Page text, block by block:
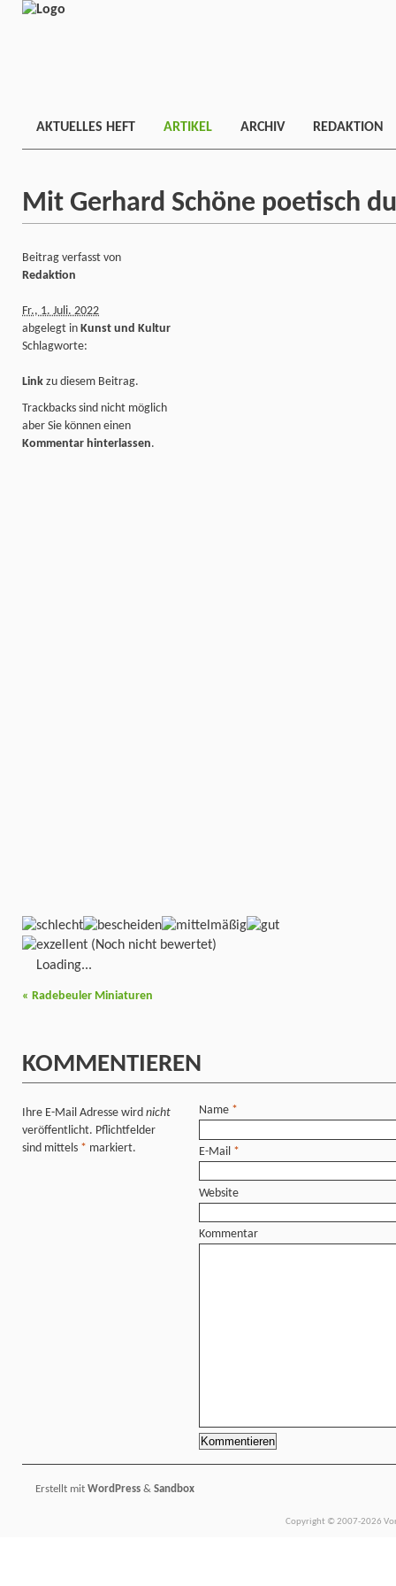
AKTUELLES HEFT ARTIKEL ARCHIV REDAKTION
Mit Gerhard Schöne poetisch
Beitrag verfasst von
Redaktion
Fr., 1. Juli. 2022
abgelegt in Kunst und Kultur
Schlagworte:
Link zu diesem Beitrag.
Trackbacks sind nicht möglich
aber Sie können einen
Kommentar hinterlassen.
(Noch nicht bewertet)
Loading...
« Radebeuler Miniaturen
KOMMENTIEREN
Ihre E-Mail Adresse wird nicht
veröffentlicht. Pflichtfelder
sind mittels * markiert.
Name *
E-Mail *
Website
Kommentar
Erstellt mit WordPress & Sandbox
Copyright © 2007-2026